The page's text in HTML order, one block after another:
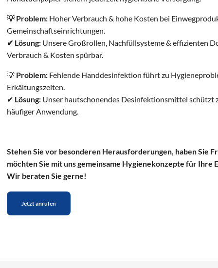
💡 Problem: Hoher Verbrauch & hohe Kosten bei
Gemeinschaftseinrichtungen.
✔ Lösung: Unsere Großrollen, Nachfüllsysteme & effizienten
Verbrauch & Kosten spürbar.
💡 Problem: Fehlende Handdesinfektion führt zu
Erkältungszeiten.
✔ Lösung: Unser hautschonendes Desinfektionsmittel schützt
häufiger Anwendung.
Stehen Sie vor besonderen Herausforderungen, haben Sie
möchten Sie mit uns gemeinsame Hygienekonzepte für Ihre
Wir beraten Sie gerne!
Jetzt anrufen